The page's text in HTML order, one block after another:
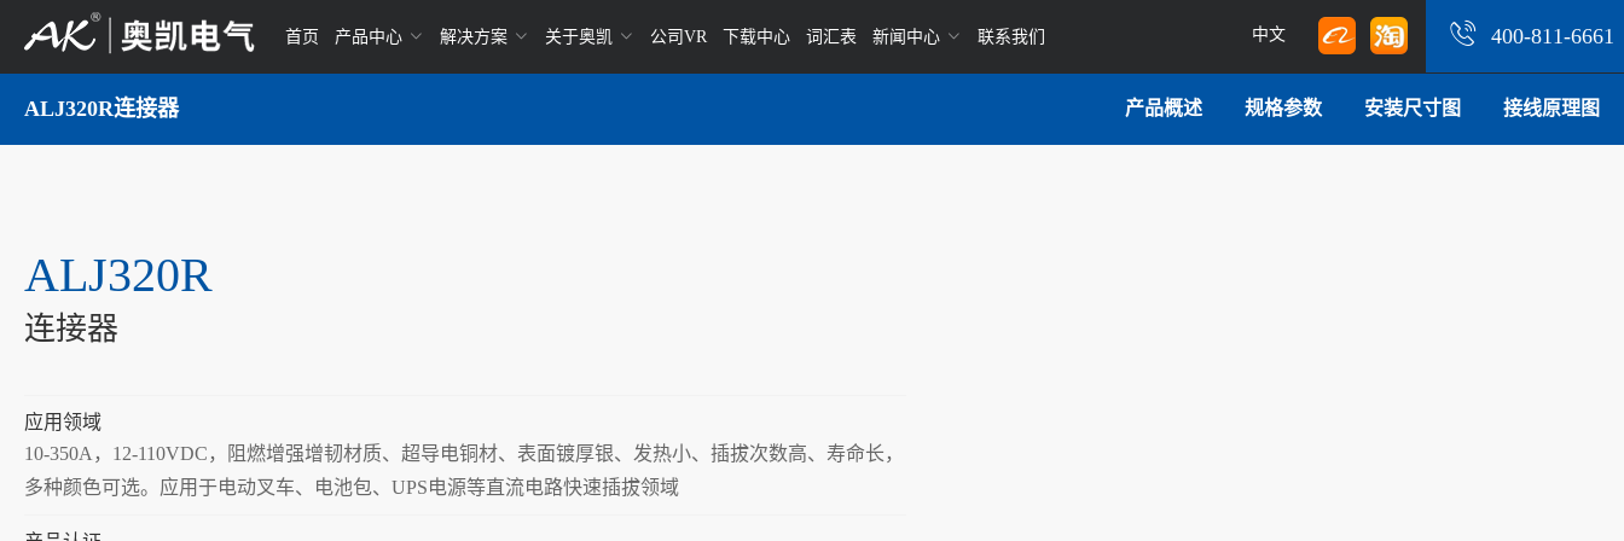
首页 产品中心 解决方案 关于奥凯 公司VR 下载中心 词汇表 新闻中心 联系我们 中文 400-811-6661
ALJ320R连接器 产品概述 规格参数 安装尺寸图 接线原理图
ALJ320R
连接器
应用领域
10-350A，12-110VDC，阻燃增强增韧材质、超导电铜材、表面镀厚银、发热小、插拔次数高、寿命长，
多种颜色可选。应用于电动叉车、电池包、UPS电源等直流电路快速插拔领域